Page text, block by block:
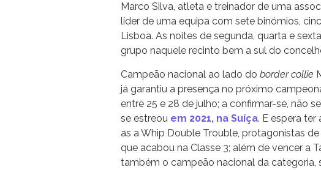
Marco Silva, atleta e treinador de uma
líder de uma equipa com sete binómios,
Lisboa. As noites de segunda, quarta e
grupo naquele recinto bem a sul do
Campeão nacional ao lado do border collie
já garantiu a presença no próximo
entre 25 e 28 de julho; a confirmar-se, não
se estreou em 2021, na Suíça. E espera ter
as a Whip Double Trouble, protagonistas
que acabou na Classe 3; além de vencer a
também o campeão nacional da